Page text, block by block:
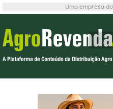
Uma empresa do